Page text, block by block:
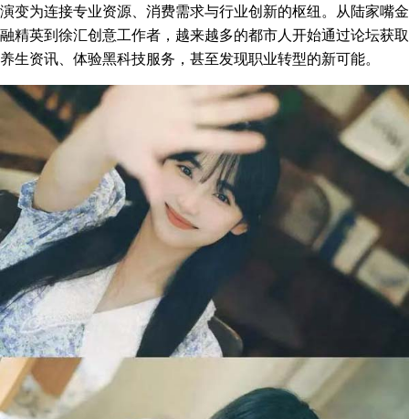
演变为连接专业资源、消费需求与行业创新的枢纽。从陆家嘴金
融精英到徐汇创意工作者，越来越多的都市人开始通过论坛获取
养生资讯、体验黑科技服务，甚至发现职业转型的新可能。